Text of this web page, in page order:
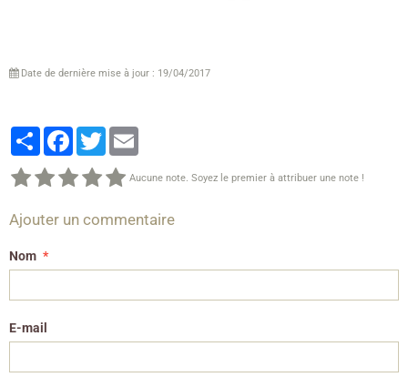
Date de dernière mise à jour : 19/04/2017
PartagerFacebook
Twitter
Aucune note. Soyez le premier à attribuer une note !
Ajouter un commentaire
Nom
E-mail